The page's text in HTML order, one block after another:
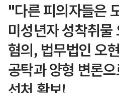
"다른 피의자들은
미성년자 성착취물
혐의, 법무법인 오
공탁과 양형 변론